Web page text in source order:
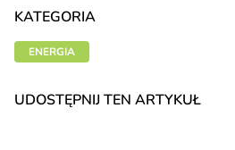
KATEGORIA
ENERGIA
UDOSTĘPNIJ TEN ARTYKUŁ